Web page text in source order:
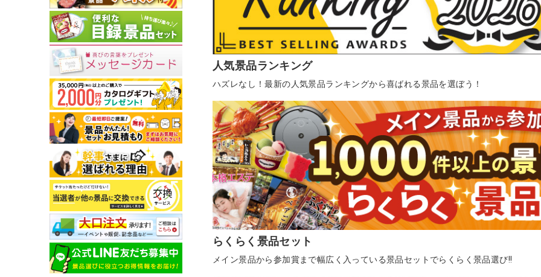
人気景品ランキング
ハズレなし！最新の人気景品ランキングから喜ばれる景品を選ぼう！
らくらく景品セット
メイン景品から参加賞まで幅広く入っている景品セットでらくらく景品選び!!